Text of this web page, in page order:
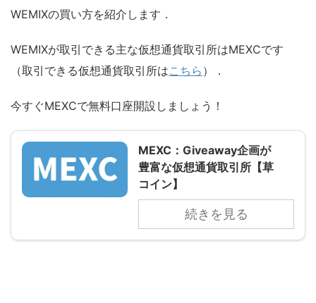
WEMIXの買い方を紹介します．
WEMIXが取引できる主な仮想通貨取引所はMEXCです
（取引できる仮想通貨取引所はこちら ）．
今すぐMEXCで無料口座開設しましょう！
MEXC：Giveaway企画が
豊富な仮想通貨取引所【草
コイン】
続きを見る